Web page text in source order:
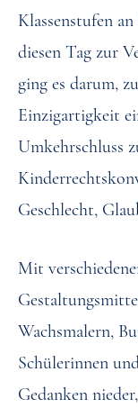
Klassenstufen
diesen Tag zur
ging es darum,
Einzigartigkeit
Umkehrschluss
Geschlecht,
Mit
Wachsmalern,
Schülerinnen
Gedanken